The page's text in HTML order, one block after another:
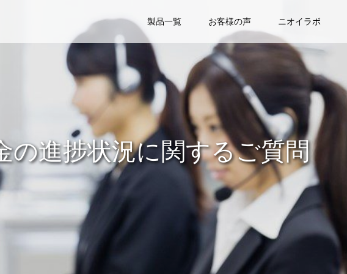
製品一覧 お客様の声 ニオイラボ
の進捗状況に関するご質問